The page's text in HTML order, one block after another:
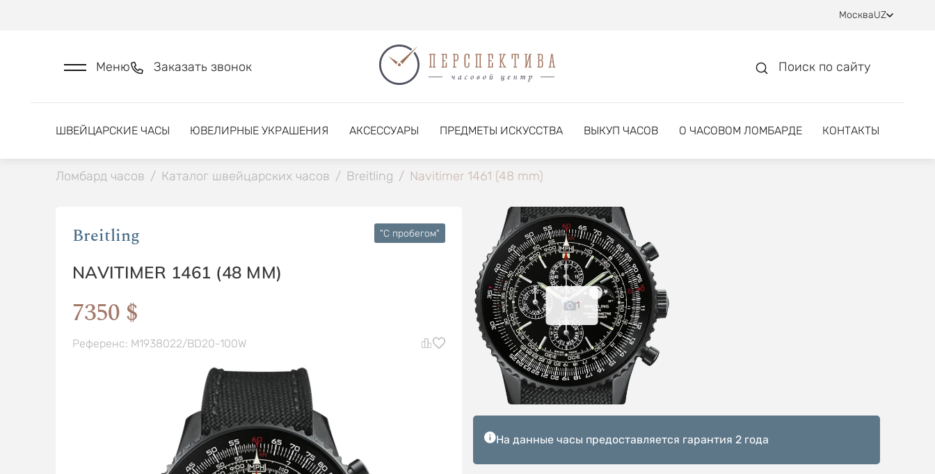
МоскваUZ
Меню Заказать звонок Поиск по сайту
ШВЕЙЦАРСКИЕ ЧАСЫ ЮВЕЛИРНЫЕ УКРАШЕНИЯ АКСЕССУАРЫ ПРЕДМЕТЫ ИСКУССТВА ВЫКУП ЧАСОВ О ЧАСОВОМ ЛОМБАРДЕ КОНТАКТЫ
Ломбард часов / Каталог швейцарских часов / Breitling / Navitimer 1461 (48 mm)
Breitling "C пробегом"
NAVITIMER 1461 (48 MM)
7350 $
Референс: M1938022/BD20-100W
1
На данные часы предоставляется гарантия 2 года